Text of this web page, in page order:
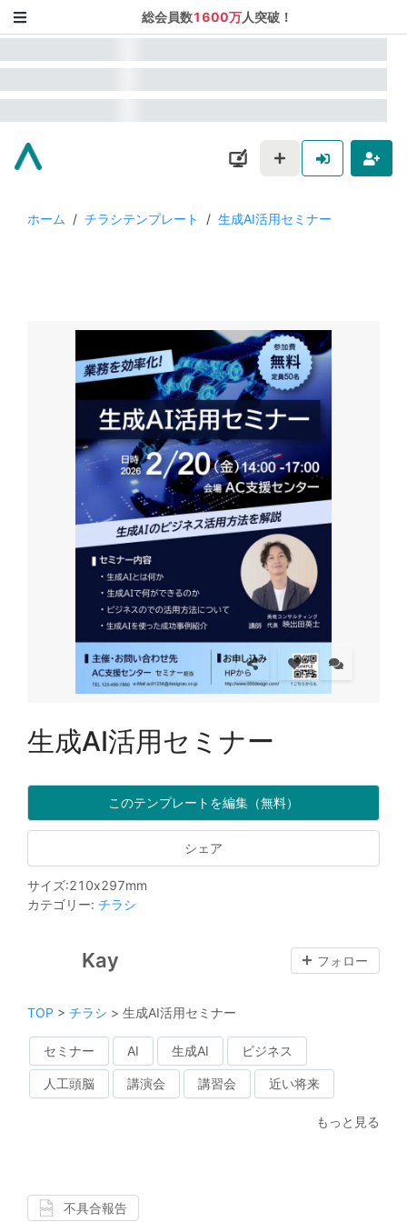
総会員数1600万人突破！
ホーム / チラシテンプレート / 生成AI活用セミナー
生成AI活用セミナー
このテンプレートを編集（無料）
シェア
サイズ:210x297mm
カテゴリー: チラシ
Kay フォロー
TOP > チラシ > 生成AI活用セミナー
セミナー AI 生成AI ビジネス
人工頭脳 講演会 講習会 近い将来
もっと見る
不具合報告